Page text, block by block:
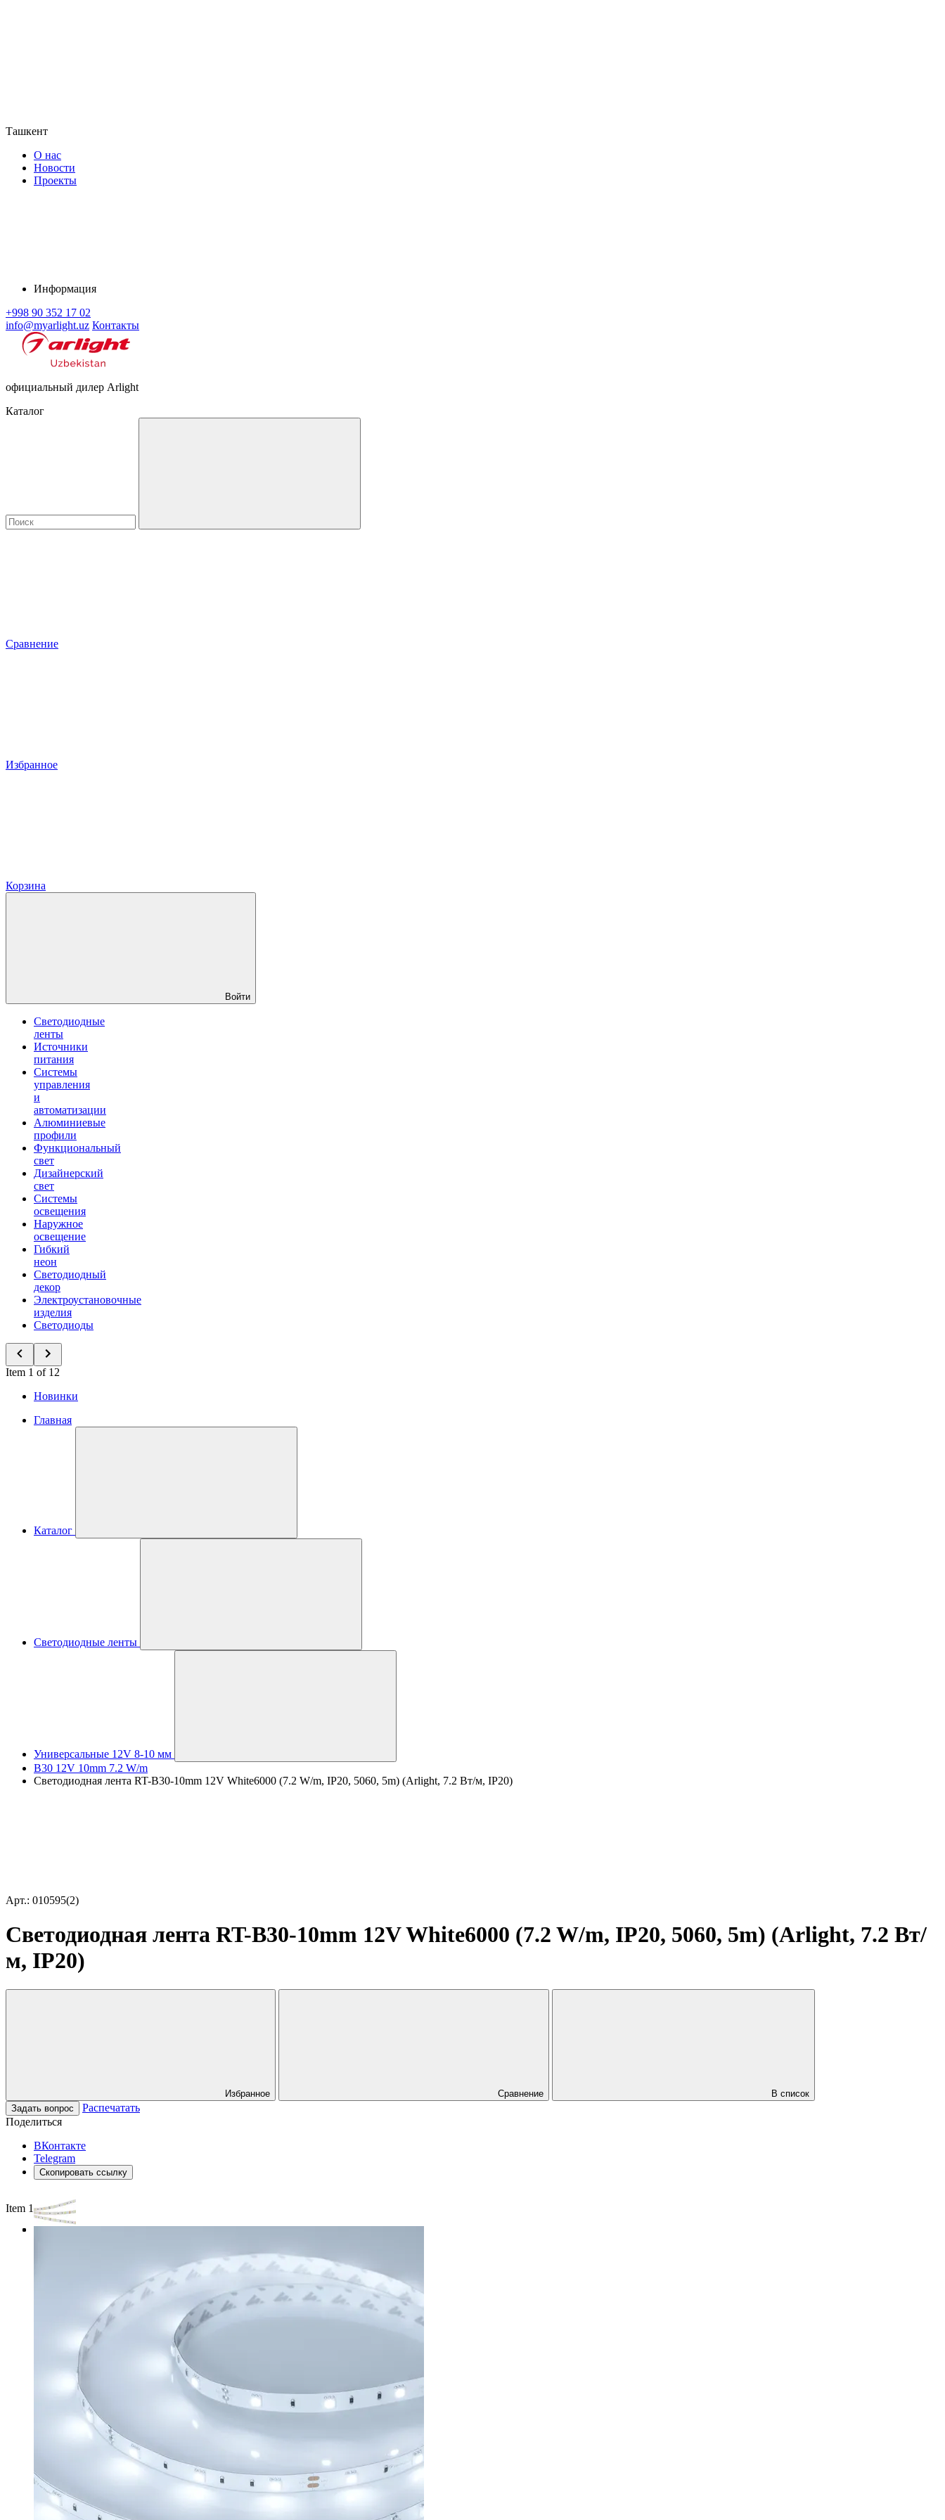
Ташкент
О нас
Новости
Проекты
Информация
+998 90 352 17 02
info@myarlight.uz Контакты
официальный дилер Arlight
Каталог
Сравнение
Избранное
Корзина
Войти
Светодиодные
ленты
Источники
питания
Системы
управления
и
автоматизации
Алюминиевые
профили
Функциональный
свет
Дизайнерский
свет
Системы
освещения
Наружное
освещение
Гибкий
неон
Светодиодный
декор
Электроустановочные
изделия
Светодиоды
Item 1 of 12
Новинки
Главная
Каталог
Светодиодные ленты
Универсальные 12V 8-10 мм
B30 12V 10mm 7.2 W/m
Светодиодная лента RT-B30-10mm 12V White6000 (7.2 W/m, IP20, 5060, 5m) (Arlight, 7.2 Вт/м, IP20)
Арт.: 010595(2)
Светодиодная лента RT-B30-10mm 12V White6000 (7.2 W/m, IP20, 5060, 5m) (Arlight, 7.2 Вт/
м, IP20)
Избранное Сравнение
В список
Задать вопрос
Распечатать
Поделиться
ВКонтакте
Telegram
Скопировать ссылку
Item 1 of 3